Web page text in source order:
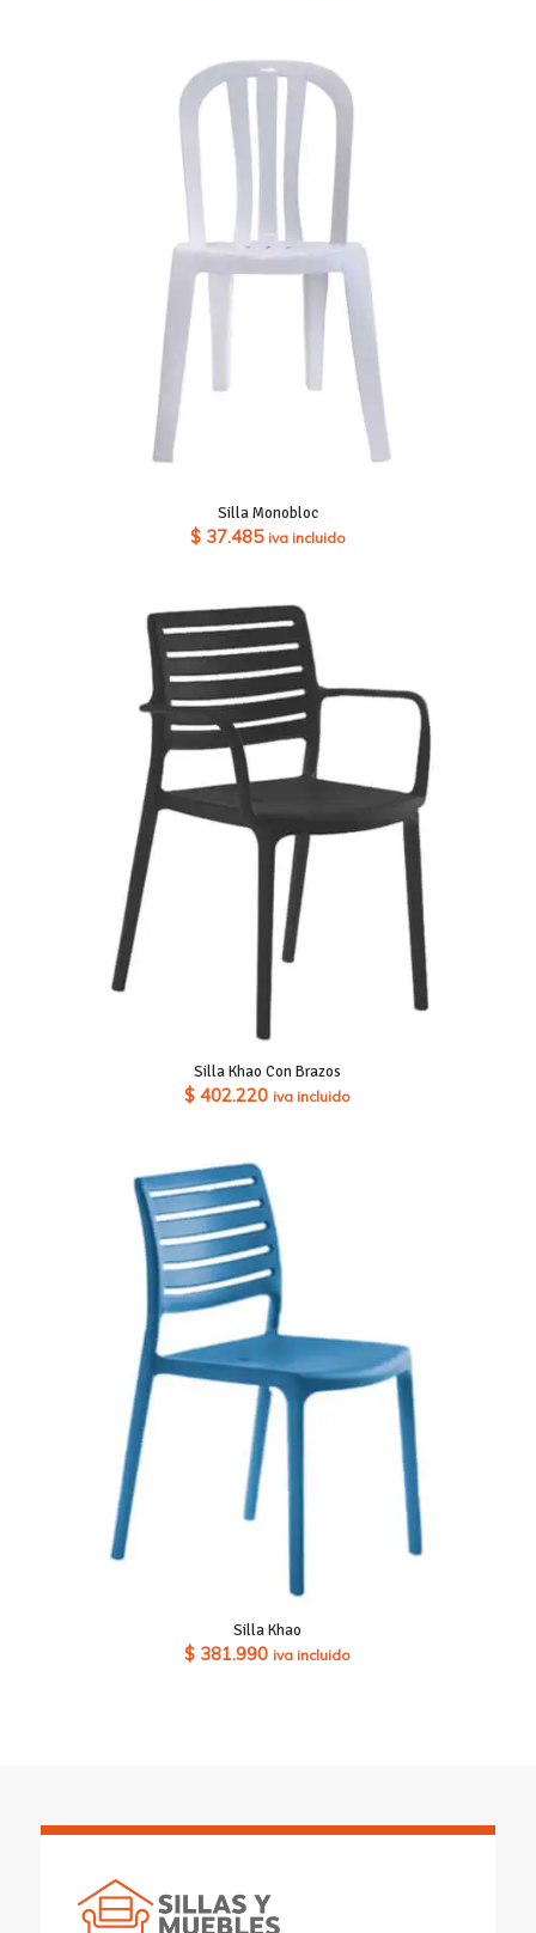
Silla Monobloc
$37.485 iva incluido
Silla Khao Con Brazos
$ 402.220 iva incluido
Silla Khao
$ 381.990 iva incluido